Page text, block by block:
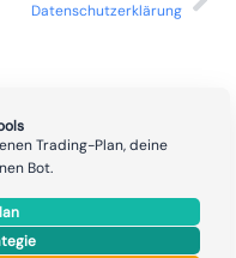
Datenschutzerklärung
Trading-Plan, deine
Bot.